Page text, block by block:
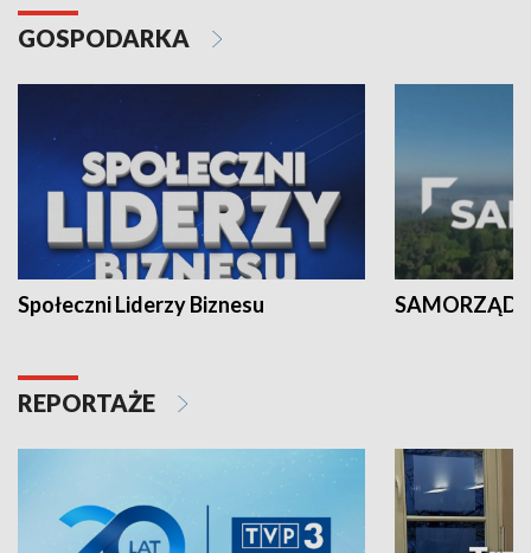
GOSPODARKA
Społeczni Liderzy Biznesu SAMORZĄD
REPORTAŻE